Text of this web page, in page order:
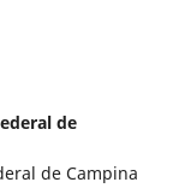
de
de Campina